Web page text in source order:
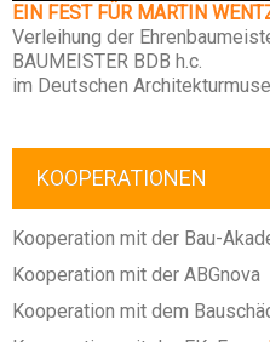
EIN FEST FÜR MARTIN
Verleihung der
BAUMEISTER BDB h.c.
im Deutschen
KOOPERATIONEN
Kooperation mit der Bau-
Kooperation mit der ABGnova
Kooperation mit dem